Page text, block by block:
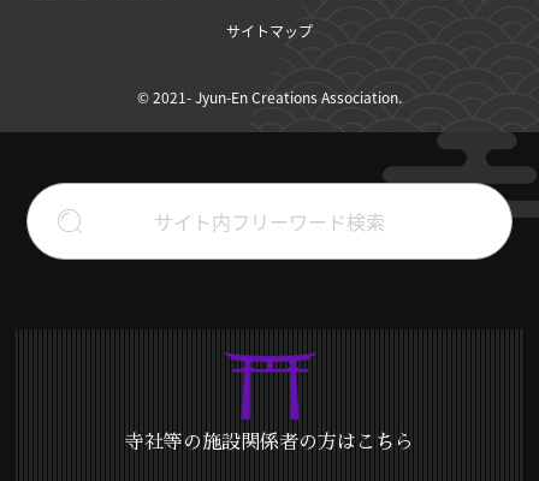
サイトマップ
© 2021- Jyun-En Creations Association.
寺社等の施設関係者の方はこちら